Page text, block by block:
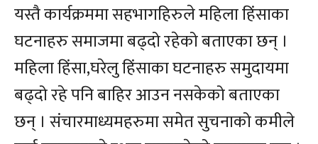
यस्तै कार्यक्रममा सहभागहिरुले महिला हिंसाका
घटनाहरु समाजमा बढ्दो रहेको बताएका छन् ।
महिला हिंसा,घरेलु हिंसाका घटनाहरु समुदायमा
बढ्दो रहे पनि बाहिर आउन नसकेको बताएका
छन् । संचारमाध्यमहरुमा समेत सुचनाको कमीले